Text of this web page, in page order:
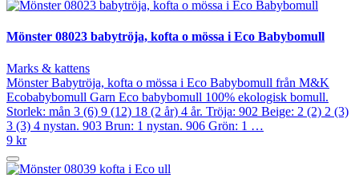
Mönster 08023 babytröja, kofta o mössa i Eco Babybomull
Marks & kattens
Mönster Babytröja, kofta o mössa i Eco Babybomull från M&K
Ecobabybomull Garn Eco babybomull 100% ekologisk bomull.
Storlek: mån 3 (6) 9 (12) 18 (2 år) 4 år. Tröja: 902 Beige: 2 (2) 2 (3)
3 (3) 4 nystan. 903 Brun: 1 nystan. 906 Grön: 1 …
9 kr